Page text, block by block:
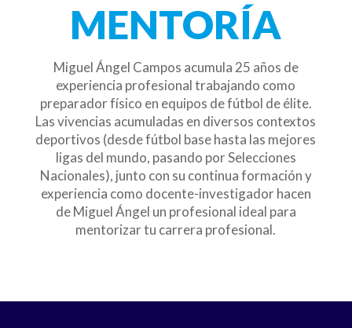
MENTORÍA
Miguel Ángel Campos acumula 25 años de
experiencia profesional trabajando como
preparador físico en equipos de fútbol de élite.
Las vivencias acumuladas en diversos contextos
deportivos (desde fútbol base hasta las mejores
ligas del mundo, pasando por Selecciones
Nacionales), junto con su continua formación y
experiencia como docente-investigador hacen
de Miguel Ángel un profesional ideal para
mentorizar tu carrera profesional.